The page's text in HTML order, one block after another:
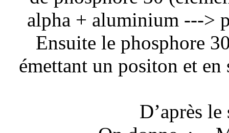
alpha + aluminium --->
Ensuite le phosphore
émettant un positon et
D’après